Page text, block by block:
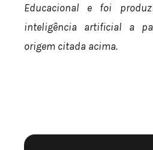
Educacional e foi
inteligência artificial a
origem citada acima.